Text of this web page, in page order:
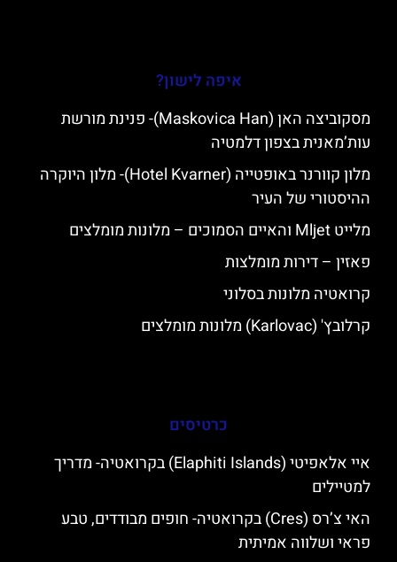
איפה לישון?
מסקוביצה האן (Maskovica Han)- פנינת מורשת
עות’מאנית בצפון דלמטיה
מלון קוורנר באופטייה (Hotel Kvarner)- מלון היוקרה
ההיסטורי של העיר
מלייט Mljet והאיים הסמוכים – מלונות מומלצים
פאזין – דירות מומלצות
קרואטיה מלונות בסלוני
קרלובץ' (Karlovac) מלונות מומלצים
כרטיסים
איי אלאפיטי (Elaphiti Islands) בקרואטיה- מדריך
למטיילים
האי צ’רס (Cres) בקרואטיה- חופים מבודדים, טבע
פראי ושלווה אמיתית